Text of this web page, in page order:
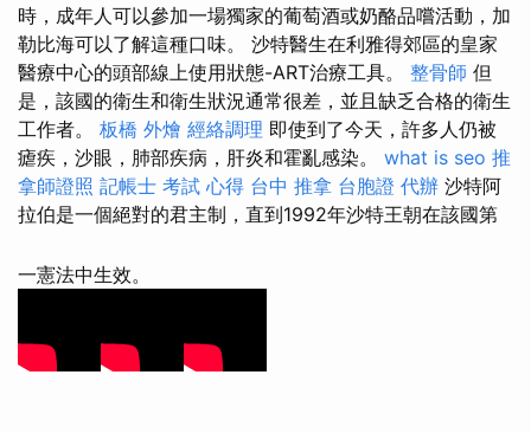
時，成年人可以參加一場獨家的葡萄酒或奶酪品嚐活動，加
勒比海可以了解這種口味。 沙特醫生在利雅得郊區的皇家
醫療中心的頭部線上使用狀態-ART治療工具。 整骨師 但
是，該國的衛生和衛生狀況通常很差，並且缺乏合格的衛生
工作者。 板橋 外燴 經絡調理 即使到了今天，許多人仍被
瘧疾，沙眼，肺部疾病，肝炎和霍亂感染。 what is seo 推
拿師證照 記帳士 考試 心得 台中 推拿 台胞證 代辦 沙特阿
拉伯是一個絕對的君主制，直到1992年沙特王朝在該國第
一憲法中生效。